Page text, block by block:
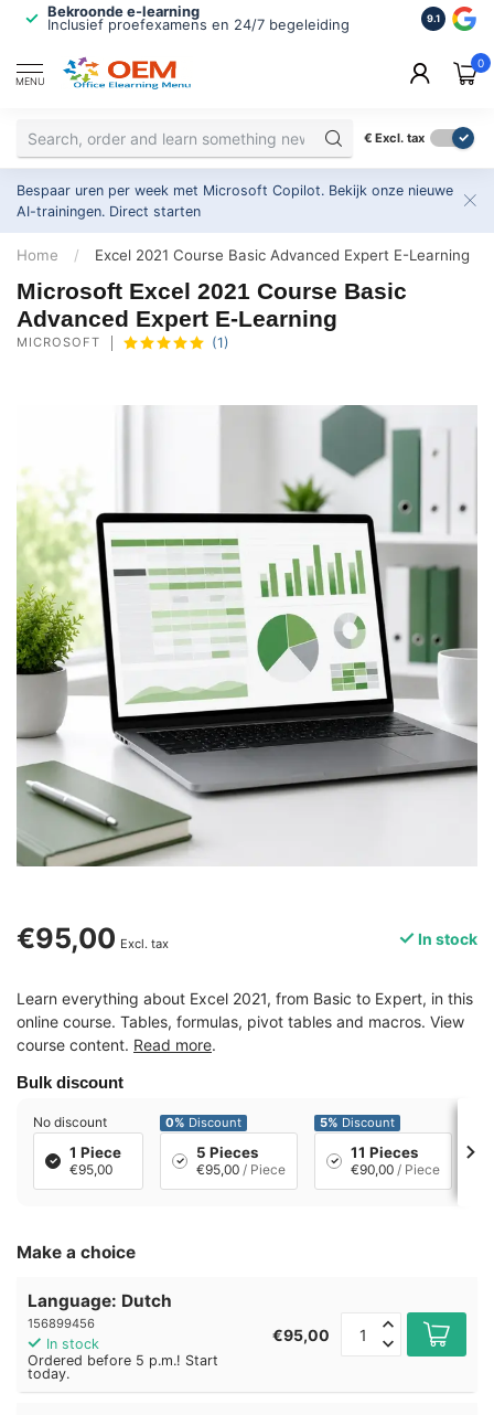
Bekroonde e-learning
Inclusief proefexamens en 24/7 begeleiding
ISO
2.500+
9.1
MENU
0
€ Excl. tax
Bespaar uren per week met Microsoft Copilot. Bekijk onze nieuwe
AI-trainingen. Direct starten
Home / Excel 2021 Course Basic Advanced Expert E-Learning
Microsoft Excel 2021 Course Basic
Advanced Expert E-Learning
MICROSOFT (1)
€95,00 Excl. tax In stock
Learn everything about Excel 2021, from Basic to Expert, in this
online course. Tables, formulas, pivot tables and macros. View
course content. Read more.
Bulk discount
No discount
1 Piece
€95,00
0% Discount
5 Pieces
€95,00 / Piece
5% Discount
11 Pieces
€90,00 / Piece
Make a choice
Language: Dutch
156899456
In stock
Ordered before 5 p.m.! Start
today.
€95,00